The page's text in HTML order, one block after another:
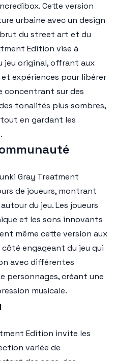
Cette version
urbaine avec un design
du street art et du
Edition vise à
jeu original, offrant aux
expériences pour libérer
concentrant sur des
tonalités plus sombres,
en gardant les
Gray Treatment
de joueurs, montrant
du jeu. Les joueurs
et les sons innovants
même cette version aux
engageant du jeu qui
avec différentes
personnages, créant une
musicale.
Edition invite les
variée de